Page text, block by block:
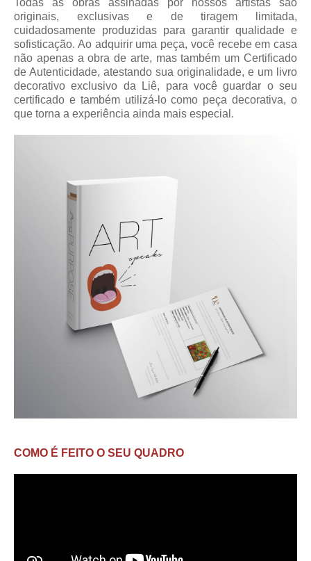
originais, exclusivas e de tiragem limitada,
cuidadosamente produzidas para garantir qualidade e
sofisticação. Ao adquirir uma peça, você recebe em casa
não apenas a obra de arte, mas também um Certificado
de Autenticidade, atestando sua originalidade, e um livro
decorativo exclusivo da Liê, para você guardar o seu
certificado e também utilizá-lo como peça decorativa, o
que torna a experiência ainda mais especial.
COMO É FEITO O SEU QUADRO